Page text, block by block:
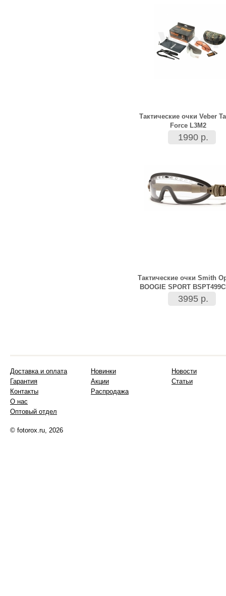
Тактические очки Veber
Force L3M2
1990 р.
Тактические очки Smith
BOOGIE SPORT
3995 р.
Доставка и оплата
Гарантия
Контакты
О нас
Оптовый отдел
Новинки
Акции
Распродажа
Новости
Статьи
© fotorox.ru, 2026